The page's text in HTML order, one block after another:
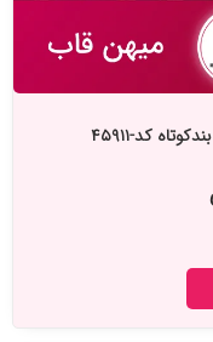
کد-۴۵۹۱۱